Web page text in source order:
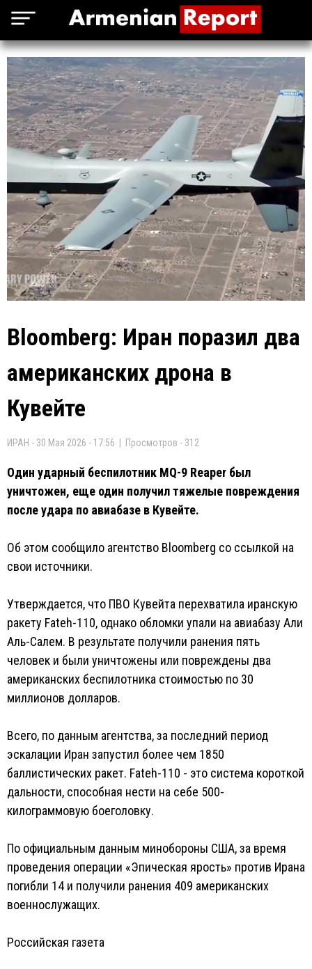
Bloomberg: Иран поразил два
американских дрона в
Кувейте
ИРАН - 30 Мая 2026 - 17:56 | Просмотров - 312
Один ударный беспилотник MQ-9 Reaper был
уничтожен, еще один получил тяжелые повреждения
после удара по авиабазе в Кувейте.
Об этом сообщило агентство Bloomberg со ссылкой на
свои источники.
Утверждается, что ПВО Кувейта перехватила иранскую
ракету Fateh-110, однако обломки упали на авиабазу Али
Аль-Салем. В результате получили ранения пять
человек и были уничтожены или повреждены два
американских беспилотника стоимостью по 30
миллионов долларов.
Всего, по данным агентства, за последний период
эскалации Иран запустил более чем 1850
баллистических ракет. Fateh-110 - это система короткой
дальности, способная нести на себе 500-
килограммовую боеголовку.
По официальным данным минобороны США, за время
проведения операции «Эпическая ярость» против Ирана
погибли 14 и получили ранения 409 американских
военнослужащих.
Российская газета